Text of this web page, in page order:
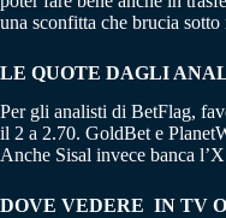
una sconfitta che brucia sotto
LE QUOTE DAGLI
Per gli analisti di BetFlag,
il 2 a 2.70. GoldBet e
Anche Sisal invece banca
DOVE VEDERE IN TV